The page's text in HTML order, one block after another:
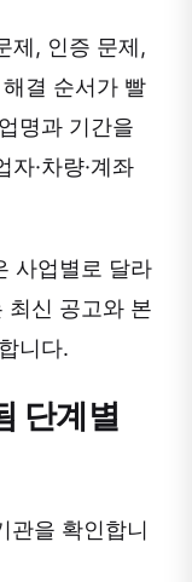
제, 인증 문제,
결 순서가 빨
명과 기간을
·차량·계좌
사업별로 달라
최신 공고와 본
니다.
단계별
관을 확인합니